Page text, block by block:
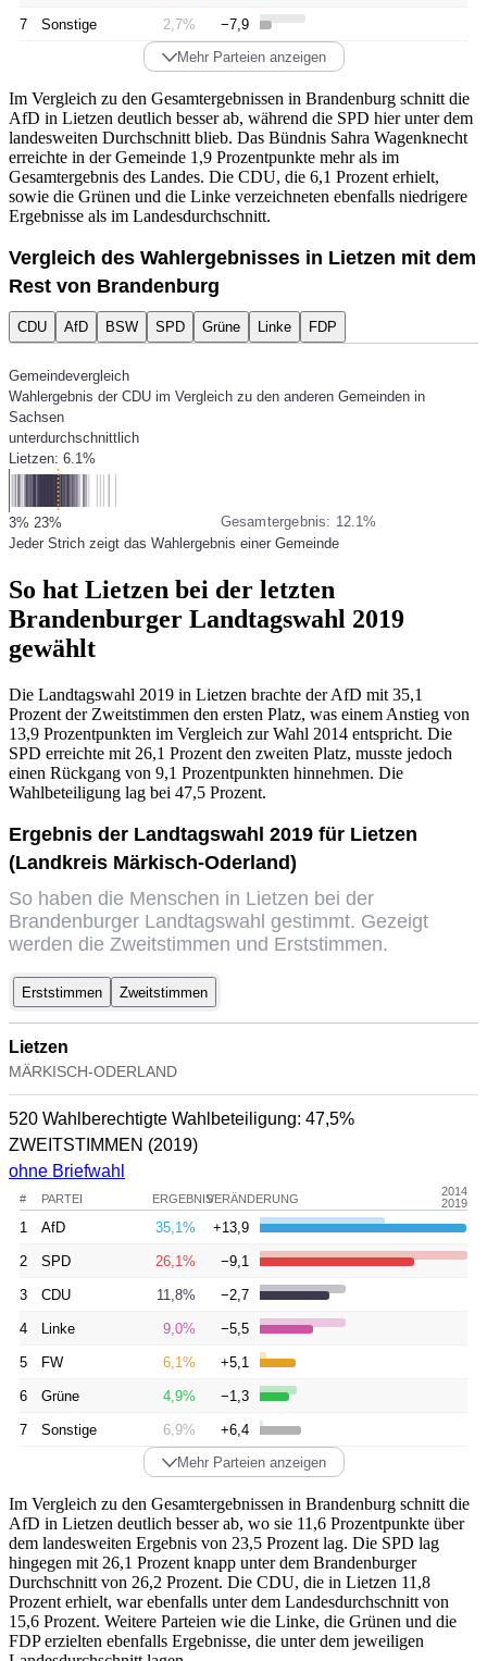
7 Sonstige 2,7%
−7,9
Mehr Parteien anzeigen
Im Vergleich zu den Gesamtergebnissen in Brandenburg schnitt die
AfD in Lietzen deutlich besser ab, während die SPD hier unter dem
landesweiten Durchschnitt blieb. Das Bündnis Sahra Wagenknecht
erreichte in der Gemeinde 1,9 Prozentpunkte mehr als im
Gesamtergebnis des Landes. Die CDU, die 6,1 Prozent erhielt,
sowie die Grünen und die Linke verzeichneten ebenfalls niedrigere
Ergebnisse als im Landesdurchschnitt.
Vergleich des Wahlergebnisses in Lietzen mit dem
Rest von Brandenburg
CDU AfD BSW SPD Grüne Linke FDP
Gemeindevergleich
Wahlergebnis der CDU im Vergleich zu den anderen Gemeinden in
Sachsen
unterdurchschnittlich
Lietzen: 6.1%
3% Gesamtergebnis: 12.1%
23%
Jeder Strich zeigt das Wahlergebnis einer Gemeinde
So hat Lietzen bei der letzten
Brandenburger Landtagswahl 2019
gewählt
Die Landtagswahl 2019 in Lietzen brachte der AfD mit 35,1
Prozent der Zweitstimmen den ersten Platz, was einem Anstieg von
13,9 Prozentpunkten im Vergleich zur Wahl 2014 entspricht. Die
SPD erreichte mit 26,1 Prozent den zweiten Platz, musste jedoch
einen Rückgang von 9,1 Prozentpunkten hinnehmen. Die
Wahlbeteiligung lag bei 47,5 Prozent.
Ergebnis der Landtagswahl 2019 für Lietzen
(Landkreis Märkisch-Oderland)
So haben die Menschen in Lietzen bei der
Brandenburger Landtagswahl gestimmt. Gezeigt
werden die Zweitstimmen und Erststimmen.
Erststimmen Zweitstimmen
Lietzen
MÄRKISCH-ODERLAND
520 Wahlberechtigte Wahlbeteiligung: 47,5%
ZWEITSTIMMEN (2019)
ohne Briefwahl
# PARTEI ERGEBNISVERÄNDERUNG
2014
2019
1 AfD 35,1% +13,9
2 SPD 26,1% −9,1
3 CDU 11,8% −2,7
4 Linke 9,0% −5,5
5 FW 6,1% +5,1
6 Grüne 4,9% −1,3
7 Sonstige 6,9%
+6,4
Mehr Parteien anzeigen
Im Vergleich zu den Gesamtergebnissen in Brandenburg schnitt die
AfD in Lietzen deutlich besser ab, wo sie 11,6 Prozentpunkte über
dem landesweiten Ergebnis von 23,5 Prozent lag. Die SPD lag
hingegen mit 26,1 Prozent knapp unter dem Brandenburger
Durchschnitt von 26,2 Prozent. Die CDU, die in Lietzen 11,8
Prozent erhielt, war ebenfalls unter dem Landesdurchschnitt von
15,6 Prozent. Weitere Parteien wie die Linke, die Grünen und die
FDP erzielten ebenfalls Ergebnisse, die unter dem jeweiligen